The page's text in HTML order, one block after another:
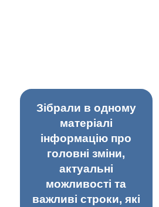
Зібрали в одному
матеріалі
інформацію про
головні зміни,
актуальні
можливості та
важливі строки, які